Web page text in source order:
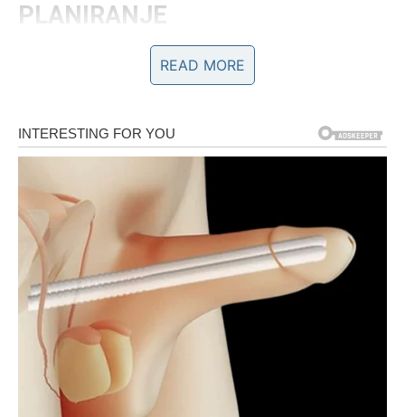
PLANIRANJE
Na finansijskom planu nema dramatičnih promena, ali
postoji potreba za boljom organizacijom. Mogući su manji
Ako planiraš veće ulaganje – sačekaj sledeću sedmicu.
Sada je bolje da analiziraš nego da reaguješ impulsivno.
Nedeljom možeš dobiti informaciju ili ideju koja ti otvara
novu poslovnu mogućnost. Obrati pažnju na razgovore –
neko ti nesvesno daje važan trag.
Savjet:
Ne troši da bi impresionirao. Troši da bi investirao.
POSAO I KARIJERA –
READ MORE